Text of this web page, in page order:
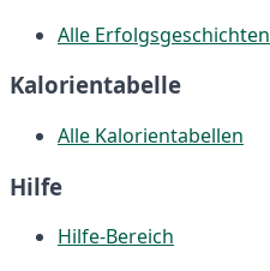
Alle Erfolgsgeschichten
Kalorientabelle
Alle Kalorientabellen
Hilfe
Hilfe-Bereich